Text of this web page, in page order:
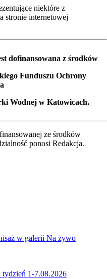
niektóre z
stronie internetowej
dofinansowana z środków
Funduszu Ochrony
Wodnej w Katowicach.
ze środków
ponosi Redakcja.
w galerii Na żywo
1-7.08.2026